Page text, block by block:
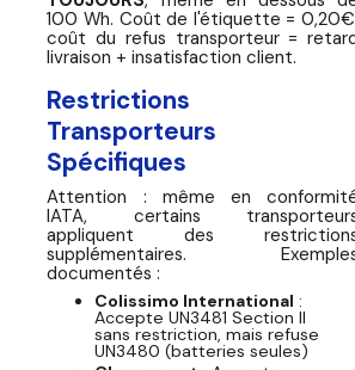
100 Wh. Coût de l'étiquette =
coût du refus transporteur =
livraison + insatisfaction client.
Restrictions
Transporteurs
Spécifiques
Attention : même en
IATA, certains
appliquent des
supplémentaires.
documentés :
Colissimo International :
Accepte UN3481 Section II
sans restriction, mais refuse
UN3480 (batteries seules)